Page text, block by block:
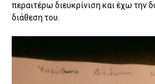
περαιτέρω διευκρίνιση και έχω την
διάθεση του.